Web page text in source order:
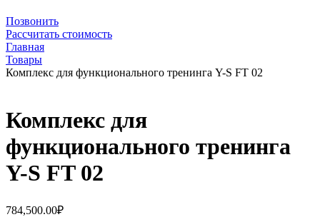
Позвонить
Рассчитать стоимость
Главная
Товары
Комплекс для функционального тренинга Y-S FT 02
Комплекс для
функционального тренинга
Y-S FT 02
784,500.00₽